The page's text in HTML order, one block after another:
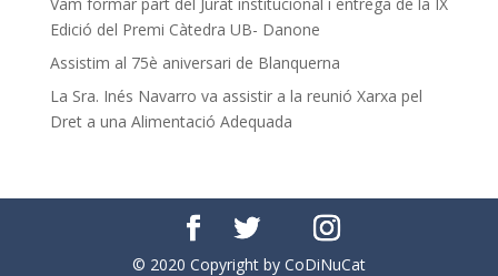
Edició del Premi Càtedra UB- Danone
Assistim al 75è aniversari de Blanquerna
La Sra. Inés Navarro va assistir a la reunió Xarxa pel
Dret a una Alimentació Adequada
© 2020 Copyright by CoDiNuCat